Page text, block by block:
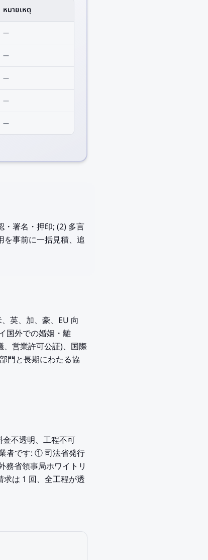
หมายเหตุ
—
—
—
—
—
署名・押印; (2) 多言
事前に一括見積、追
英、加、豪、EU 向
国外での婚姻・離
、営業許可公証)、国際
門と長期にわたる協
不透明、工程不可
者です: ① 司法省発行
省領事局ホワイトリ
は 1 回、全工程が透